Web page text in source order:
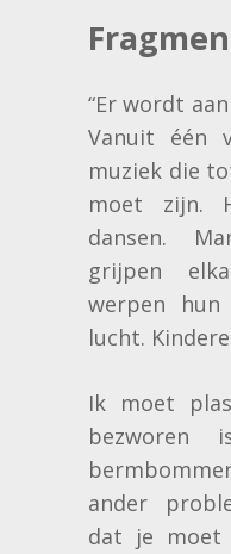
“Er wordt
Vanuit één
muziek die
moet zijn.
dansen.
grijpen
werpen
lucht.
Ik moet
ander
dat je moet